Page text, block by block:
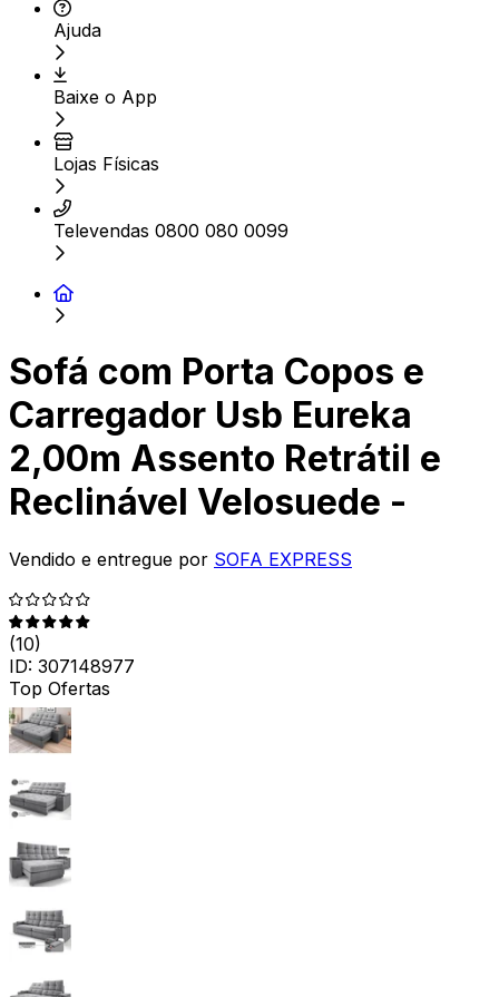
Ajuda
Baixe o App
Lojas Físicas
Televendas 0800 080 0099
Sofá com Porta Copos e
Carregador Usb Eureka
2,00m Assento Retrátil e
Reclinável Velosuede -
Vendido e entregue por SOFA EXPRESS
(10)
ID: 307148977
Top Ofertas